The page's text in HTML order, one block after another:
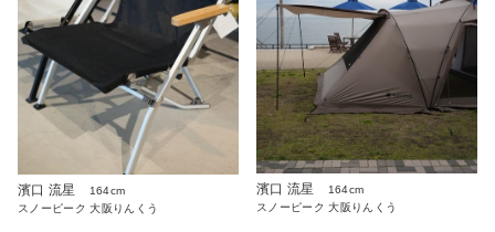
濱口 流星
164cm
スノーピーク 大阪りんくう
濱口 流星
164cm
スノーピーク 大阪りんくう